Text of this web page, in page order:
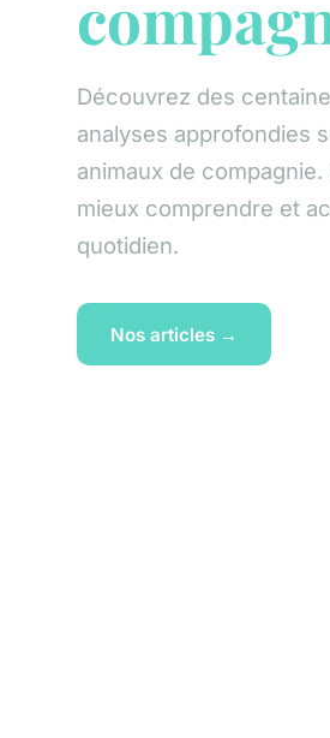
Découvrez des
analyses approfondies
animaux de
mieux comprendre et
quotidien.
Nos articles →